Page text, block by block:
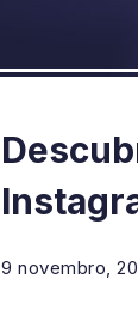
9 novembro,